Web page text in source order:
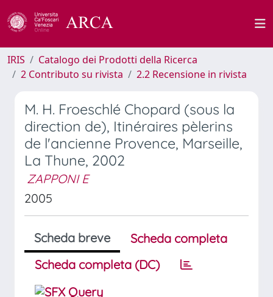
IRIS
Catalogo dei Prodotti della Ricerca
2 Contributo su rivista
2.2 Recensione in rivista
M. H. Froeschlé Chopard (sous la
direction de), Itinéraires pèlerins
de l'ancienne Provence, Marseille,
La Thune, 2002
ZAPPONI E
2005
Scheda breve
Scheda completa
Scheda completa (DC)